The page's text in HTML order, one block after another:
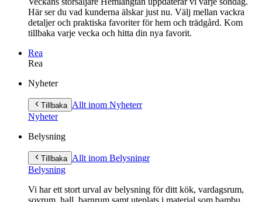
Här ser du vad kunderna älskar just nu. Välj mellan vackra
detaljer och praktiska favoriter för hem och trädgård. Kom
tillbaka varje vecka och hitta din nya favorit.
Rea
Rea
innehåll
Nyheter
Tillbaka Allt inom Nyheterr
Nyheter
Belysning
Tillbaka Allt inom Belysningr
Belysning
Vi har ett stort urval av belysning för ditt kök, vardagsrum,
sovrum, hall, barnrum samt uteplats i material som bambu,